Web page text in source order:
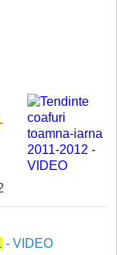
-
- VIDEO